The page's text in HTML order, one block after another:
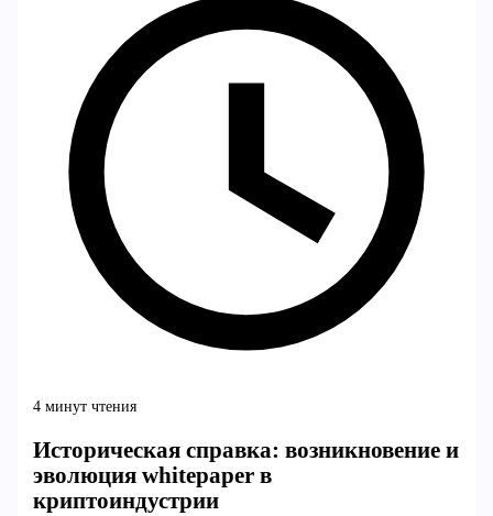
4 минут чтения
Историческая справка: возникновение и
эволюция whitepaper в
криптоиндустрии